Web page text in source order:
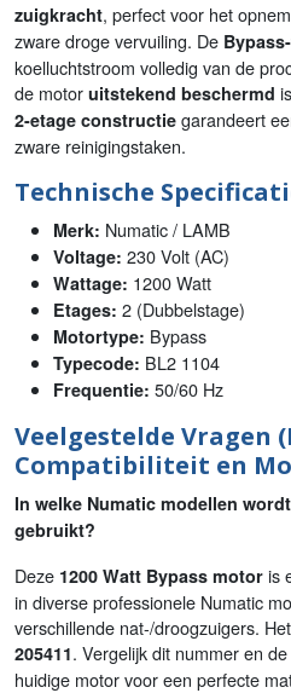
zuigkracht, perfect voor het
zware droge vervuiling. De
koelluchtstroom volledig van de
de motor uitstekend beschermd
2-etage constructie garandeert
zware reinigingstaken.
Technische
Merk: Numatic / LAMB
Voltage: 230 Volt (AC)
Wattage: 1200 Watt
Etages: 2 (Dubbelstage)
Motortype: Bypass
Typecode: BL2 1104
Frequentie: 50/60 Hz
Veelgestelde Vragen
Compatibiliteit en
In welke Numatic modellen
gebruikt?
Deze 1200 Watt Bypass motor is
in diverse professionele Numatic
verschillende nat-/droogzuigers.
205411. Vergelijk dit nummer en
huidige motor voor een perfecte